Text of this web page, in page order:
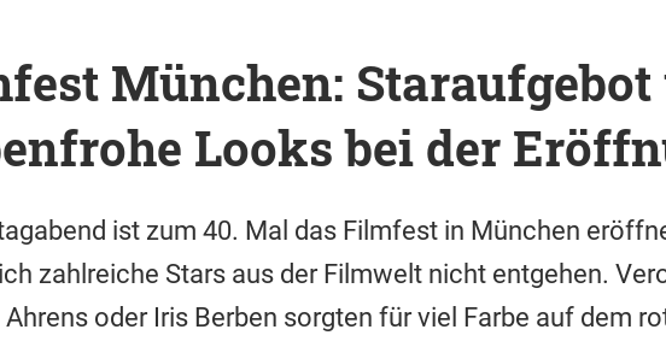
München: Staraufgebot
Looks bei der
ist zum 40. Mal das Filmfest in München
zahlreiche Stars aus der Filmwelt nicht entgehen.
oder Iris Berben sorgten für viel Farbe auf dem